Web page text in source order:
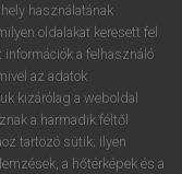
használatának
oldalakat keresett fel
a felhasználó
az adatok
kizárólag a weboldal
a harmadik féltől
tartozó sütik; ilyen
a hőtérképek és a